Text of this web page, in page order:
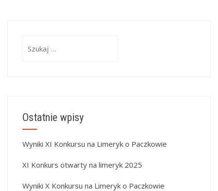
Ostatnie wpisy
Wyniki XI Konkursu na Limeryk o Paczkowie
XI Konkurs otwarty na limeryk 2025
Wyniki X Konkursu na Limeryk o Paczkowie